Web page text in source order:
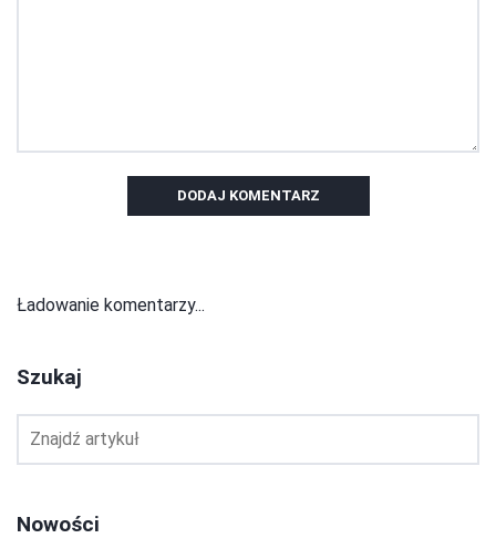
DODAJ KOMENTARZ
Ładowanie komentarzy...
Szukaj
Nowości